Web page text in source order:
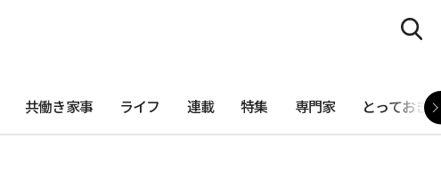
共働き家事 ライフ 連載 特集 専門家 とっておき